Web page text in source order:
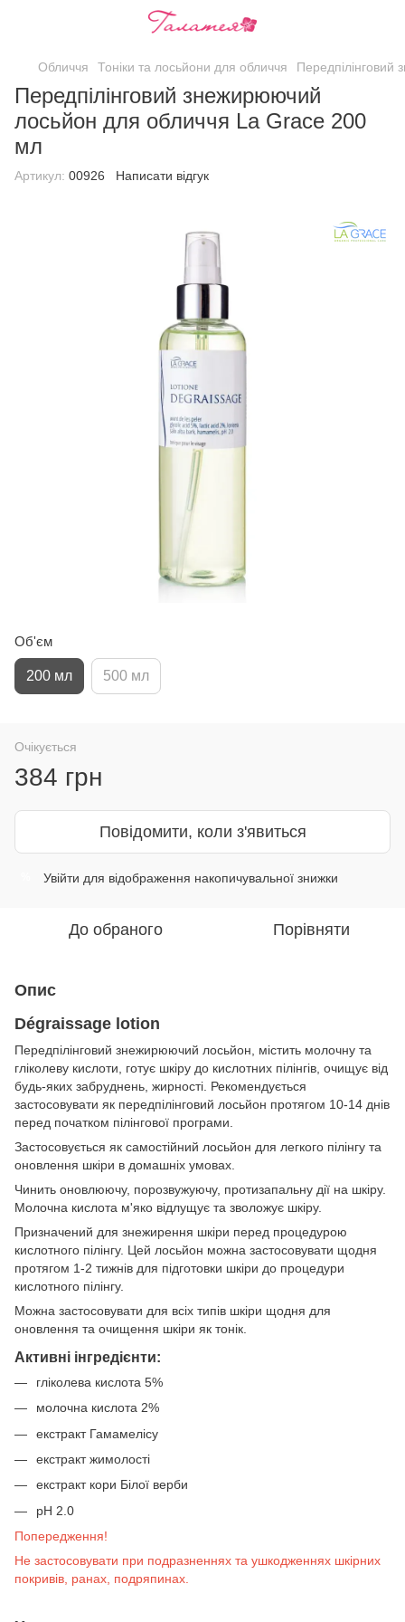
Обличчя Тоніки та лосьйони для обличчя
Передпілінговий знежирюючий
лосьйон для обличчя La Grace 200
мл
Артикул: 00926 Написати відгук
Об'єм
200 мл 500 мл
Очікується
384 грн
Повідомити, коли з'явиться
Увійти для відображення накопичувальної знижки
До обраного Порівняти
Опис
Dégraissage lotion
Передпілінговий знежирюючий лосьйон, містить молочну та
гліколеву кислоти, готує шкіру до кислотних пілінгів, очищує від
будь-яких забруднень, жирності. Рекомендується
застосовувати як передпілінговий лосьйон протягом 10-14 днів
перед початком пілінгової програми.
Застосовується як самостійний лосьйон для легкого пілінгу та
оновлення шкіри в домашніх умовах.
Чинить оновлюючу, порозвужуючу, протизапальну дії на шкіру.
Молочна кислота м'яко відлущує та зволожує шкіру.
Призначений для знежирення шкіри перед процедурою
кислотного пілінгу. Цей лосьйон можна застосовувати щодня
протягом 1-2 тижнів для підготовки шкіри до процедури
кислотного пілінгу.
Можна застосовувати для всіх типів шкіри щодня для
оновлення та очищення шкіри як тонік.
Активні інгредієнти:
гліколева кислота 5%
молочна кислота 2%
екстракт Гамамелісу
екстракт жимолості
екстракт кори Білої верби
pH 2.0
Попередження!
Не застосовувати при подразненнях та ушкодженнях шкірних
покривів, ранах, подряпинах.